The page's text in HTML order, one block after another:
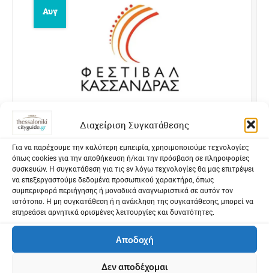
Διαχείριση Συγκατάθεσης
Για να παρέχουμε την καλύτερη εμπειρία, χρησιμοποιούμε τεχνολογίες
όπως cookies για την αποθήκευση ή/και την πρόσβαση σε πληροφορίες
συσκευών. Η συγκατάθεση για τις εν λόγω τεχνολογίες θα μας επιτρέψει
να επεξεργαστούμε δεδομένα προσωπικού χαρακτήρα, όπως
συμπεριφορά περιήγησης ή μοναδικά αναγνωριστικά σε αυτόν τον
ιστότοπο. Η μη συγκατάθεση ή η ανάκληση της συγκατάθεσης, μπορεί να
επηρεάσει αρνητικά ορισμένες λειτουργίες και δυνατότητες.
Αποδοχή
Δεν αποδέχομαι
Αυγ
Πανσέληνες Βραδιές στην Κασσάνδρα,
Ορφέας και Ευρυδίκη
Γενικές Εκδηλώσεις - Χαλκιδική Δωρεάν
εκδηλώσεις - Χαλκιδική Φεστιβάλ
Κασσάνδρας Φεστιβάλ - Χαλκιδική
Στο Ιερό του Άμμωνα Δία στην Καλλιθέα
παρουσιάζεται για πρώτη φορά παράσταση